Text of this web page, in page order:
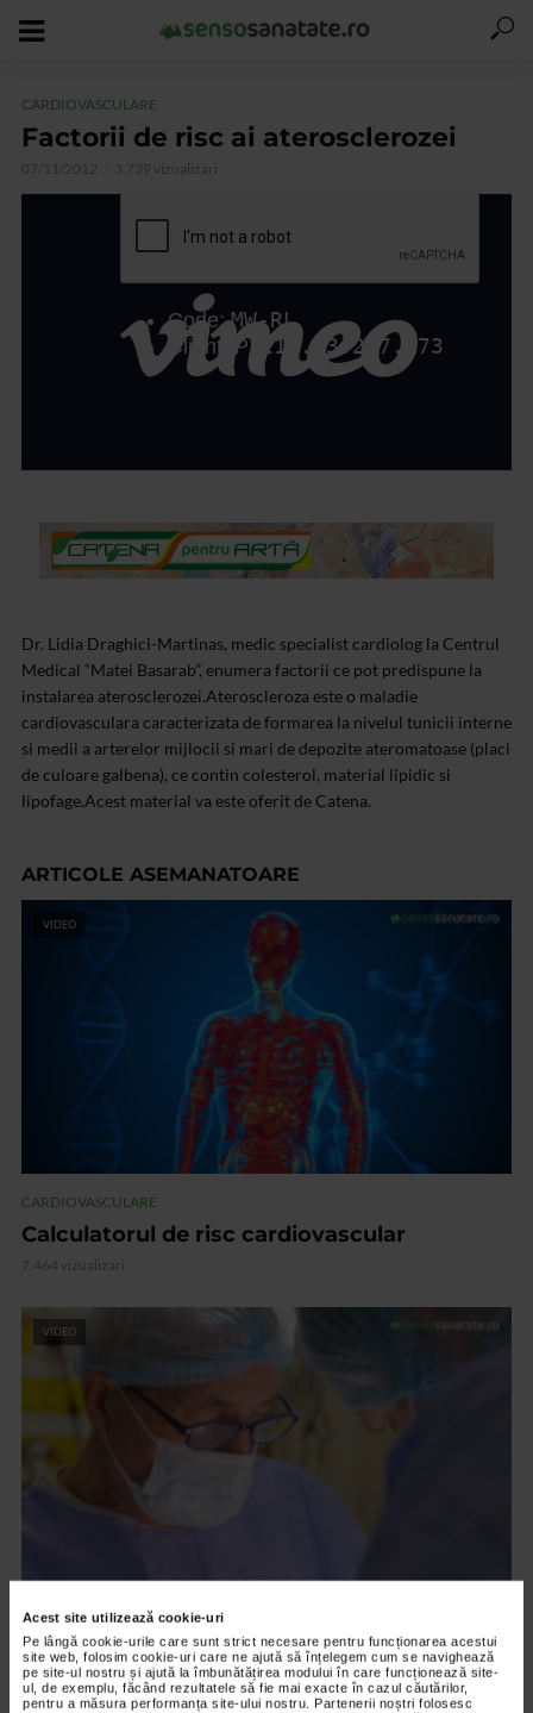
Acest site utilizează cookie-uri
Pe lângă cookie-urile care sunt strict necesare pentru funcționarea acestui
site web, folosim cookie-uri care ne ajută să înțelegem cum se navighează
pe site-ul nostru și ajută la îmbunătățirea modului în care funcționează site-
ul, de exemplu, făcând rezultatele să fie mai exacte în cazul căutărilor,
pentru a măsura performanța site-ului nostru. Partenerii noștri folosesc
CARDIOVASCULARE
Factorii de risc ai aterosclerozei
07/11/2012 3.739 vizualizari
Dr. Lidia Draghici-Martinas, medic specialist cardiolog la Centrul
Medical “Matei Basarab”, enumera factorii ce pot predispune la
instalarea aterosclerozei.Ateroscleroza este o maladie
cardiovasculara caracterizata de formarea la nivelul tunicii interne
si medii a arterelor mijlocii si mari de depozite ateromatoase (placi
de culoare galbena), ce contin colesterol, material lipidic si
lipofage.Acest material va este oferit de Catena.
ARTICOLE ASEMANATOARE
VIDEO
CARDIOVASCULARE
Calculatorul de risc cardiovascular
7.464 vizualizari
VIDEO
CARDIOVASCULARE
Medici între frontiere – Prof. Univ. Dr.
Mircea Pătruț
15.749 vizualizari